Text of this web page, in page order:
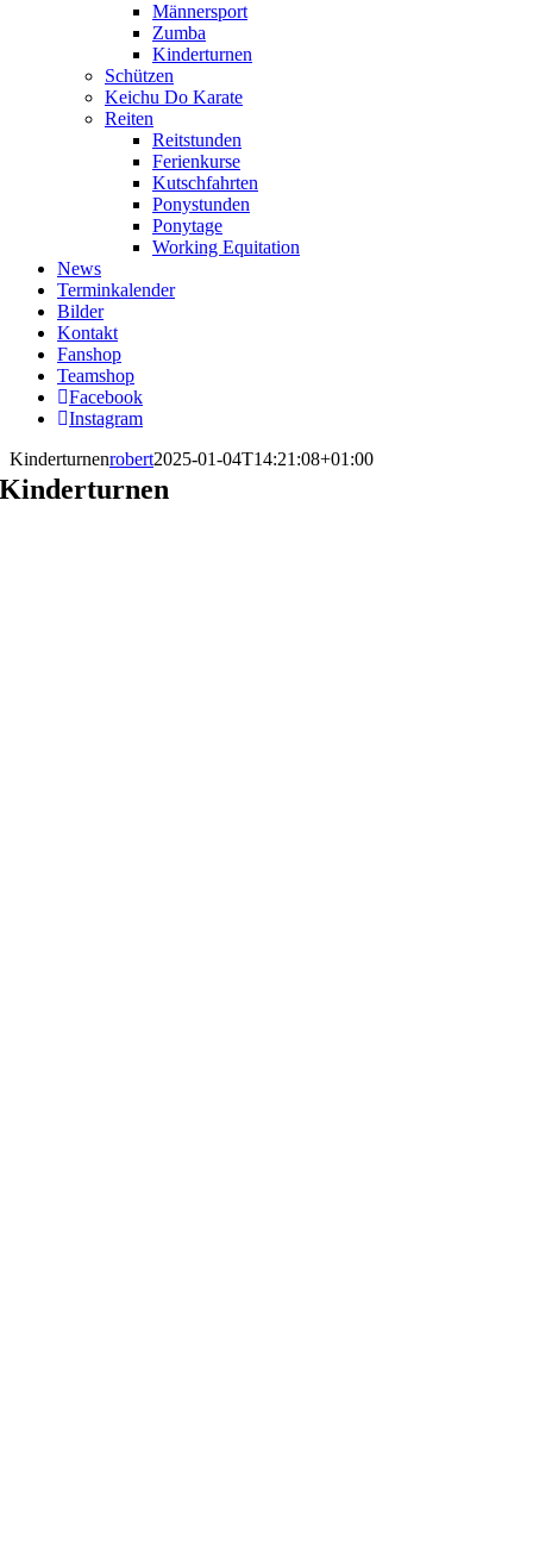
Männersport
Zumba
Kinderturnen
Schützen
Keichu Do Karate
Reiten
Reitstunden
Ferienkurse
Kutschfahrten
Ponystunden
Ponytage
Working Equitation
News
Terminkalender
Bilder
Kontakt
Fanshop
Teamshop
Facebook
Instagram
Kinderturnenrobert2025-01-04T14:21:08+01:00
Kinderturnen